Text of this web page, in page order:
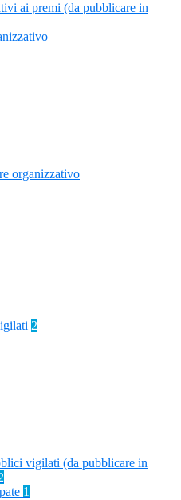
ai premi (da pubblicare in
organizzativo
2
vigilati (da pubblicare in
1